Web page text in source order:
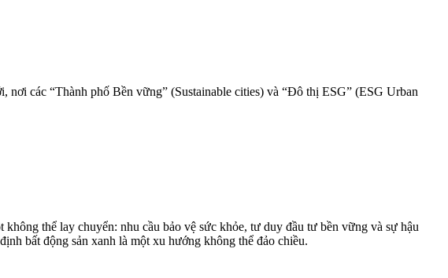
các “Thành phố Bền vững” (Sustainable cities) và “Đô thị ESG” (ESG Urban
thể lay chuyển: nhu cầu bảo vệ sức khỏe, tư duy đầu tư bền vững và sự hậu
bất động sản xanh là một xu hướng không thể đảo chiều.